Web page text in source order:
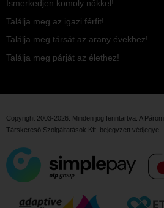
Ismerkedjen komoly nőkkel!
Találja meg az igazi férfit!
Találja meg társát az arany évekhez!
Találja meg párját az élethez!
Copyright 2003-2026. Minden jog fenntartva. A
Társkereső Szolgáltatások Kft. bejegyzett védjegye.